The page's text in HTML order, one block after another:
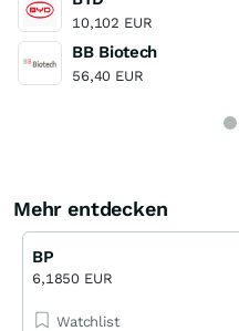
10,102 EUR
BB Biotech
56,40 EUR
Mehr entdecken
BP
6,1850 EUR
Watchlist